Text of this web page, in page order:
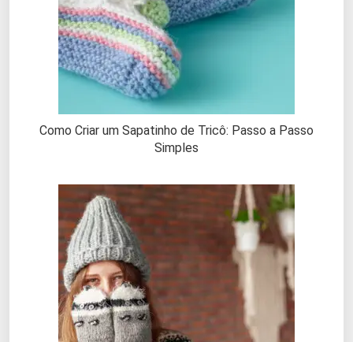
Como Criar um Sapatinho de Tricô: Passo a Passo
Simples